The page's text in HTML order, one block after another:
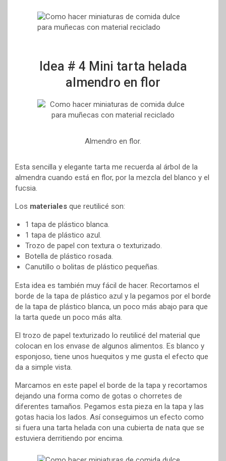
Idea # 4 Mini tarta helada
almendro en flor
Almendro en flor.
Esta sencilla y elegante tarta me recuerda al árbol de la
almendra cuando está en flor, por la mezcla del blanco y el
fucsia.
Los materiales que reutilicé son:
1 tapa de plástico blanca.
1 tapa de plástico azul.
Trozo de papel con textura o texturizado.
Botella de plástico rosada.
Canutillo o bolitas de plástico pequeñas.
Esta idea es también muy fácil de hacer. Recortamos el
borde de la tapa de plástico azul y la pegamos por el borde
de la tapa de plástico blanca, un poco más abajo para que
la tarta quede un poco más alta.
El trozo de papel texturizado lo reutilicé del material que
colocan en los envase de algunos alimentos. Es blanco y
esponjoso, tiene unos huequitos y me gusta el efecto que
da a simple vista.
Marcamos en este papel el borde de la tapa y recortamos
dejando una forma como de gotas o chorretes de
diferentes tamaños. Pegamos esta pieza en la tapa y las
gotas hacia los lados. Así conseguimos un efecto como
si fuera una tarta helada con una cubierta de nata que se
estuviera derritiendo por encima.